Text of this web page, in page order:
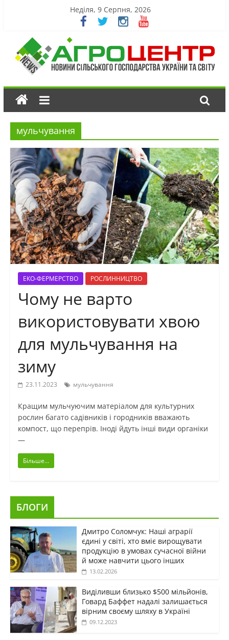
Неділя, 9 Серпня, 2026
мульчування
ЕКО-ФЕРМЕРСТВО РОСЛИННИЦТВО
Чому не варто
використовувати хвою
для мульчування на
зиму
23.11.2023 мульчування
Кращим мульчуючим матеріалом для культурних
рослин багато садівників і городників вважають
компост, що перепрів. Іноді йдуть інші види органіки
—
Більше...
БЛОГИ
Дмитро Соломчук: Наші аграрії
єдині у світі, хто вміє вирощувати
продукцію в умовах сучасної війни
й може навчити цього інших
13.02.2026
Виділивши близько $500 мільйонів,
Говард Баффет надалі залишається
вірним своєму шляху в Україні
09.12.2023